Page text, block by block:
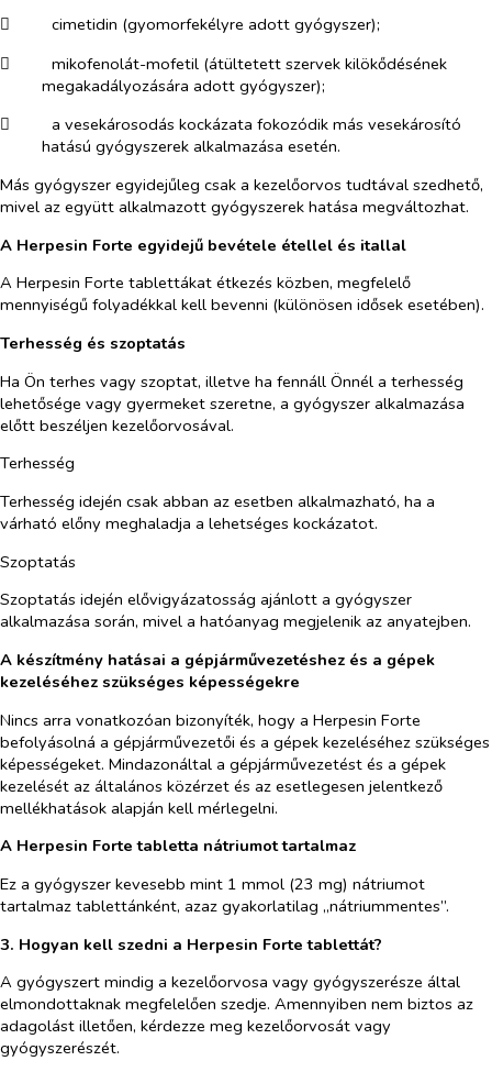
​
cimetidin (gyomorfekélyre adott gyógyszer);
​
mikofenolát-mofetil (átültetett szervek kilökődésének
megakadályozására adott gyógyszer);
​
a vesekárosodás kockázata fokozódik más vesekárosító
hatású gyógyszerek alkalmazása esetén.
Más gyógyszer egyidejűleg csak a kezelőorvos tudtával szedhető,
mivel az együtt alkalmazott gyógyszerek hatása megváltozhat.
A Herpesin Forte egyidejű bevétele étellel és itallal
A Herpesin Forte tablettákat étkezés közben, megfelelő
mennyiségű folyadékkal kell bevenni (különösen idősek esetében).
Terhesség és szoptatás
Ha Ön terhes vagy szoptat, illetve ha fennáll Önnél a terhesség
lehetősége vagy gyermeket szeretne, a gyógyszer alkalmazása
előtt beszéljen kezelőorvosával.
Terhesség
Terhesség idején csak abban az esetben alkalmazható, ha a
várható előny meghaladja a lehetséges kockázatot.
Szoptatás
Szoptatás idején elővigyázatosság ajánlott a gyógyszer
alkalmazása során, mivel a hatóanyag megjelenik az anyatejben.
A készítmény hatásai a gépjárművezetéshez és a gépek
kezeléséhez szükséges képességekre
Nincs arra vonatkozóan bizonyíték, hogy a Herpesin Forte
befolyásolná a gépjárművezetői és a gépek kezeléséhez szükséges
képességeket. Mindazonáltal a gépjárművezetést és a gépek
kezelését az általános közérzet és az esetlegesen jelentkező
mellékhatások alapján kell mérlegelni.
A Herpesin Forte tabletta nátriumot tartalmaz
Ez a gyógyszer kevesebb mint 1 mmol (23 mg) nátriumot
tartalmaz tablettánként, azaz gyakorlatilag „nátriummentes”.
3. Hogyan kell szedni a Herpesin Forte tablettát?
A gyógyszert mindig a kezelőorvosa vagy gyógyszerésze által
elmondottaknak megfelelően szedje. Amennyiben nem biztos az
adagolást illetően, kérdezze meg kezelőorvosát vagy
gyógyszerészét.